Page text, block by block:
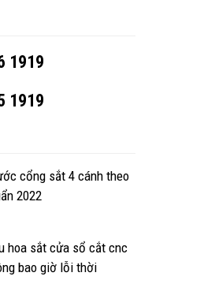
1919
1919
cổng sắt 4 cánh theo
2022
hoa sắt cửa sổ cắt cnc
bao giờ lỗi thời